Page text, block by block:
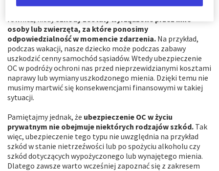
Warto podkreślić, że ubezpieczenie OC w podróży chroni nas
również, kiedy szkody zostały wyrządzone przez inne
osoby lub zwierzęta, za które ponosimy
odpowiedzialność w momencie zdarzenia. Na przykład,
podczas wakacji, nasze dziecko może podczas zabawy
uszkodzić cenny samochód sąsiadów. Wtedy ubezpieczenie
OC w podróży ochroni nas przed nieprzewidzianymi kosztami
naprawy lub wymiany uszkodzonego mienia. Dzięki temu nie
musimy martwić się konsekwencjami finansowymi w takiej
sytuacji.
Pamiętajmy jednak, że ubezpieczenie OC w życiu
prywatnym nie obejmuje niektórych rodzajów szkód. Tak
więc, ubezpieczenie tego typu nie uwzględnia na przykład
szkód w stanie nietrzeźwości lub po spożyciu alkoholu czy
szkód dotyczących wypożyczonego lub wynajętego mienia.
Dlatego zawsze warto wcześniej zapoznać się z zakresem